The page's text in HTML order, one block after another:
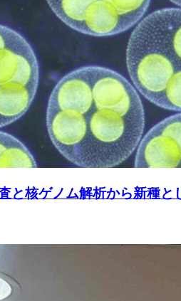
と核ゲノム解析から新種と